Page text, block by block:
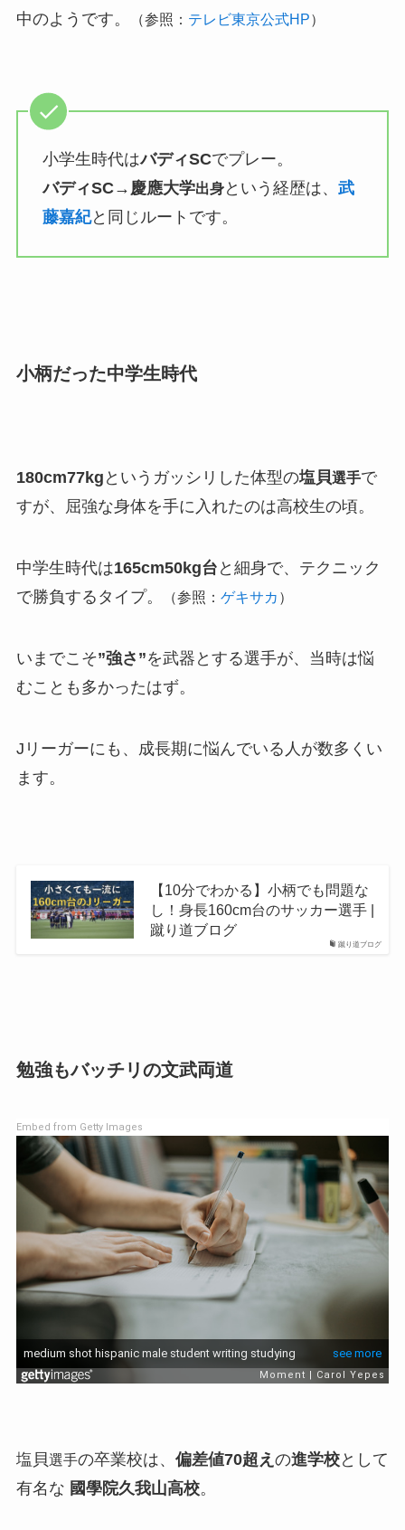
中のようです。
（参照： テレビ東京公式HP）
小学生時代はバディSCでプレー。
バディSC→慶應大学出身という経歴は、 武
藤嘉紀と同じルートです。
小柄だった中学生時代
180cm77kg というガッシリした体型の塩貝選手で
すが、屈強な身体を手に入れたのは高校生の頃。
中学生時代は165cm50kg台 と細身で、テクニック
で勝負するタイプ。
（参照： ゲキサカ ）
いまでこそ”強さ”を武器とする選手が、当時は悩
むことも多かったはず。
Jリーガーにも、成長期に悩んでいる人が数多くい
ます。
蹴り道ブログ
【10分でわかる】小柄でも問題な
し！身長160cm台のサッカー選手 |
蹴り道ブログ
勉強もバッチリの文武両道
Embed from Getty Images
塩貝選手の卒業校は、 偏差値70超え の進学校として
有名な 國學院久我山高校。